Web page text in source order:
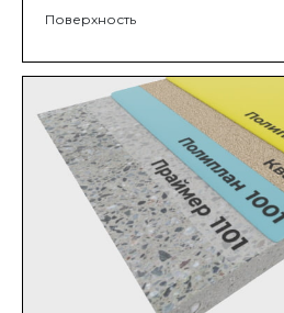
Поверхность